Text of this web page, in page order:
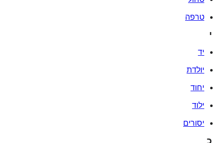
טרפה
י
יד
יולדת
יחוד
ילוד
יסורים
כ